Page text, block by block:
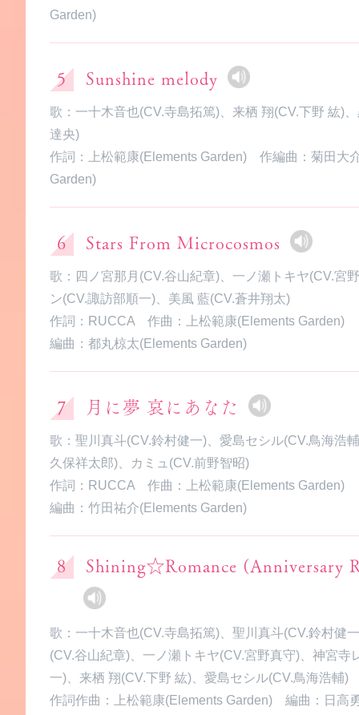
Garden)
Sunshine melody
歌：一十木音也(CV.寺島拓篤)、来栖 翔(CV.下野 紘)
達央)
作詞：上松範康(Elements Garden) 作編曲：菊田大
Garden)
Stars From Microcosmos
歌：四ノ宮那月(CV.谷山紀章)、一ノ瀬トキヤ(CV.宮
ン(CV.諏訪部順一)、美風 藍(CV.蒼井翔太)
作詞：RUCCA 作曲：上松範康(Elements Garden)
編曲：都丸椋太(Elements Garden)
月に夢 哀にあなた
歌：聖川真斗(CV.鈴村健一)、愛島セシル(CV.鳥海浩
久保祥太郎)、カミュ(CV.前野智昭)
作詞：RUCCA 作曲：上松範康(Elements Garden)
編曲：竹田祐介(Elements Garden)
Shining☆Romance (Anniversary
歌：一十木音也(CV.寺島拓篤)、聖川真斗(CV.鈴村健
(CV.谷山紀章)、一ノ瀬トキヤ(CV.宮野真守)、神宮寺
一)、来栖 翔(CV.下野 紘)、愛島セシル(CV.鳥海浩輔)
作詞作曲：上松範康(Elements Garden) 編曲：日高